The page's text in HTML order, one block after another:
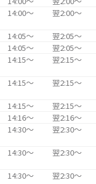
14:00〜
翌2:00〜
14:05〜
翌2:05〜
14:05〜
翌2:05〜
14:15〜
翌2:15〜
14:15〜
翌2:15〜
14:15〜
翌2:15〜
14:16〜
翌2:16〜
14:30〜
翌2:30〜
14:30〜
翌2:30〜
14:30〜
翌2:30〜